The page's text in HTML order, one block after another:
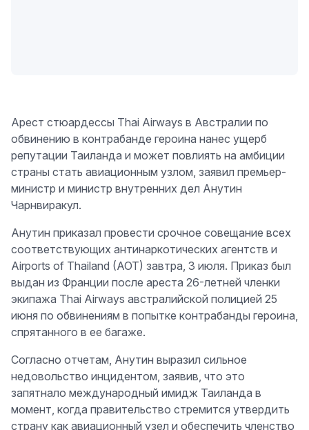
Арест стюардессы Thai Airways в Австралии по
обвинению в контрабанде героина нанес ущерб
репутации Таиланда и может повлиять на амбиции
страны стать авиационным узлом, заявил премьер-
министр и министр внутренних дел Анутин
Чарнвиракул.
Анутин приказал провести срочное совещание всех
соответствующих антинаркотических агентств и
Airports of Thailand (AOT) завтра, 3 июля. Приказ был
выдан из Франции после ареста 26-летней членки
экипажа Thai Airways австралийской полицией 25
июня по обвинениям в попытке контрабанды героина,
спрятанного в ее багаже.
Согласно отчетам, Анутин выразил сильное
недовольство инцидентом, заявив, что это
запятнало международный имидж Таиланда в
момент, когда правительство стремится утвердить
страну как авиационный узел и обеспечить членство